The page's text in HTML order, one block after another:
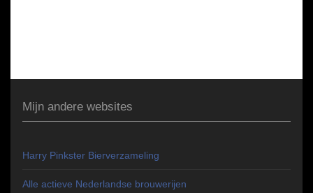
Mijn andere websites
Harry Pinkster Bierverzameling
Alle actieve Nederlandse brouwerijen